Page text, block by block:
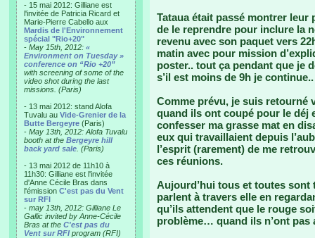
- 15 mai 2012: Gilliane est
l'invitée de Patricia Ricard et
Marie-Pierre Cabello aux
Mardis de l'Environnement
spécial "Rio+20"
- May 15th, 2012: «
Environment on Tuesday »
conference on “Rio +20”
with screening of some of the
video shot during the last
missions. (Paris)
- 13 mai 2012: stand Alofa
Tuvalu au Vide-Grenier de la
Butte Bergeyre (Paris)
- May 13th, 2012: Alofa Tuvalu
booth at the Bergeyre hill
back yard sale . (Paris)
- 13 mai 2012 de 11h10 à
11h30: Gilliane est l'invitée
d'Anne Cécile Bras dans
l'émission C'est pas du Vent
sur RFI
- may 13th, 2012: Gilliane Le
Gallic invited by Anne-Cécile
Bras at the C'est pas du
Vent sur RFI program (RFI)
Tataua était passé montrer leur
de le reprendre pour inclure la
revenu avec son paquet vers
matin avec pour mission
poster.. tout ça pendant que je
s’il est moins de 9h je
Comme prévu, je suis retourné
quand ils ont coupé pour le déj
confesser ma grasse mat en
eux qui travaillaient depuis
l’esprit (rarement) de me
ces réunions.
Aujourd’hui tous et toutes sont
parlent à travers elle en
qu’ils attendent que le rouge
problème… quand ils n’ont pas